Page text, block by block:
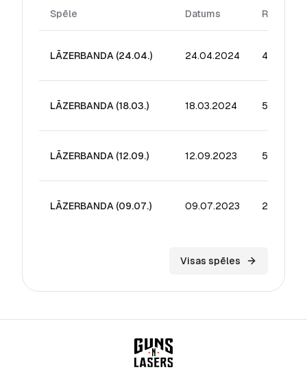
Spēle Datums Reitings
LĀZERBANDA (24.04.) 24.04.2024 43.72
LĀZERBANDA (18.03.) 18.03.2024 54.44
LĀZERBANDA (12.09.) 12.09.2023 56.89
LĀZERBANDA (09.07.) 09.07.2023 23.52
Visas spēles